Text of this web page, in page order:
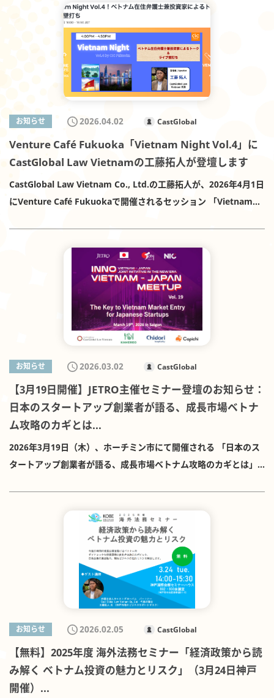
お知らせ 2026.04.02 CastGlobal
Venture Café Fukuoka「Vietnam Night Vol.4」に
CastGlobal Law Vietnamの工藤拓人が登壇します
CastGlobal Law Vietnam Co., Ltd.の工藤拓人が、2026年4月1日
にVenture Café Fukuokaで開催されるセッション 「Vietnam
「Connecting Innovators to Make Things Happen」を掲げ、
起業家、投資家、研究者、事業会社など、多様なプレイヤーをつ
なぐコミュニティです。今回のセッションでは、ベトナムにおけ
る事業展開、スタートアップ支援、投資・法務の実務などに関心
をお持ちの皆さまにとって、有意義な対話の機会になることが期
待されます。 登壇概要は以下のとおりです。 イベント名：
ク&ライブ壁打ち 開催日：2026年4月1日 主催：Venture Café
Fukuoka 詳細・参加登録：主催ページはこちら 工藤は、ベトナ
ムでの日本企業向け国際法務、クロスボーダー投資、スタートア
ップ支援に継続的に取り組んでいます。本セッションでも、ベト
ナム市場における実務上の論点や、日本企業・起業家が現地で機
会をつかむための視点について、参加者の皆さまと実践的に議論
すすめです。 ベトナム市場への進出・事業展開 日本企業とベトナ
ムのスタートアップ・事業会社との連携 投資・M&A・業務提携に
おける法務上の留意点 現地で事業を進める際の実務感覚や最新の
のベトナム進出、クロスボーダー取引、M&A、スタートアップ支
援などを中心に、ベトナムで幅広い国際企業法務に従事していま
す。法務の観点にとどまらず、エンジェル投資家・支援者として
Law Vietnamは、ベトナムで事業を展開する日本企業に対し、会
社設立、投資、M&A、労務、知的財産、紛争対応など、幅広い法
務サービスを提供しています。ベトナム市場における法務面・事
業面の橋渡し役として、企業の継続的な成長を支援しています。
お知らせ 2026.03.02 CastGlobal
【3月19日開催】JETRO主催セミナー登壇のお知らせ：
日本のスタートアップ創業者が語る、成長市場ベトナ
ム攻略のカギとは...
2026年3月19日（木）、ホーチミン市にて開催される 「日本のス
タートアップ創業者が語る、成長市場ベトナム攻略のカギとは」
本時間 16:00-19:00 形式：ハイブリッド開催（会場参加＋オンラ
インZoom） 会場：The Sentry C （Sonatus Building, 15 Le
Thanh Ton street, Sai Gon Ward, Ho Chi Minh City） 言語：日
英同時通訳あり 定員：会場80名／オンライン500名 主催：
JETRO、在ベトナム日本国大使館、ホーチミン日本商工会議所
（JCCH）、ベトナム国家イノベーションセンター（NIC） 本イベ
活動の一環として実施されます。 第一部（14:20-14:50） 「スタ
ートアップエコシステムやリーガル視点から読み解く、ベトナム
市場の魅力と難しさ」 CastGlobal Law Vietnam 代表 工藤 拓人
第二部（15:00-16:10） パネルディスカッション 「日本のスター
お知らせ 2026.02.05 CastGlobal
【無料】2025年度 海外法務セミナー「経済政策から読
み解く ベトナム投資の魅力とリスク」（3月24日神戸
開催）...